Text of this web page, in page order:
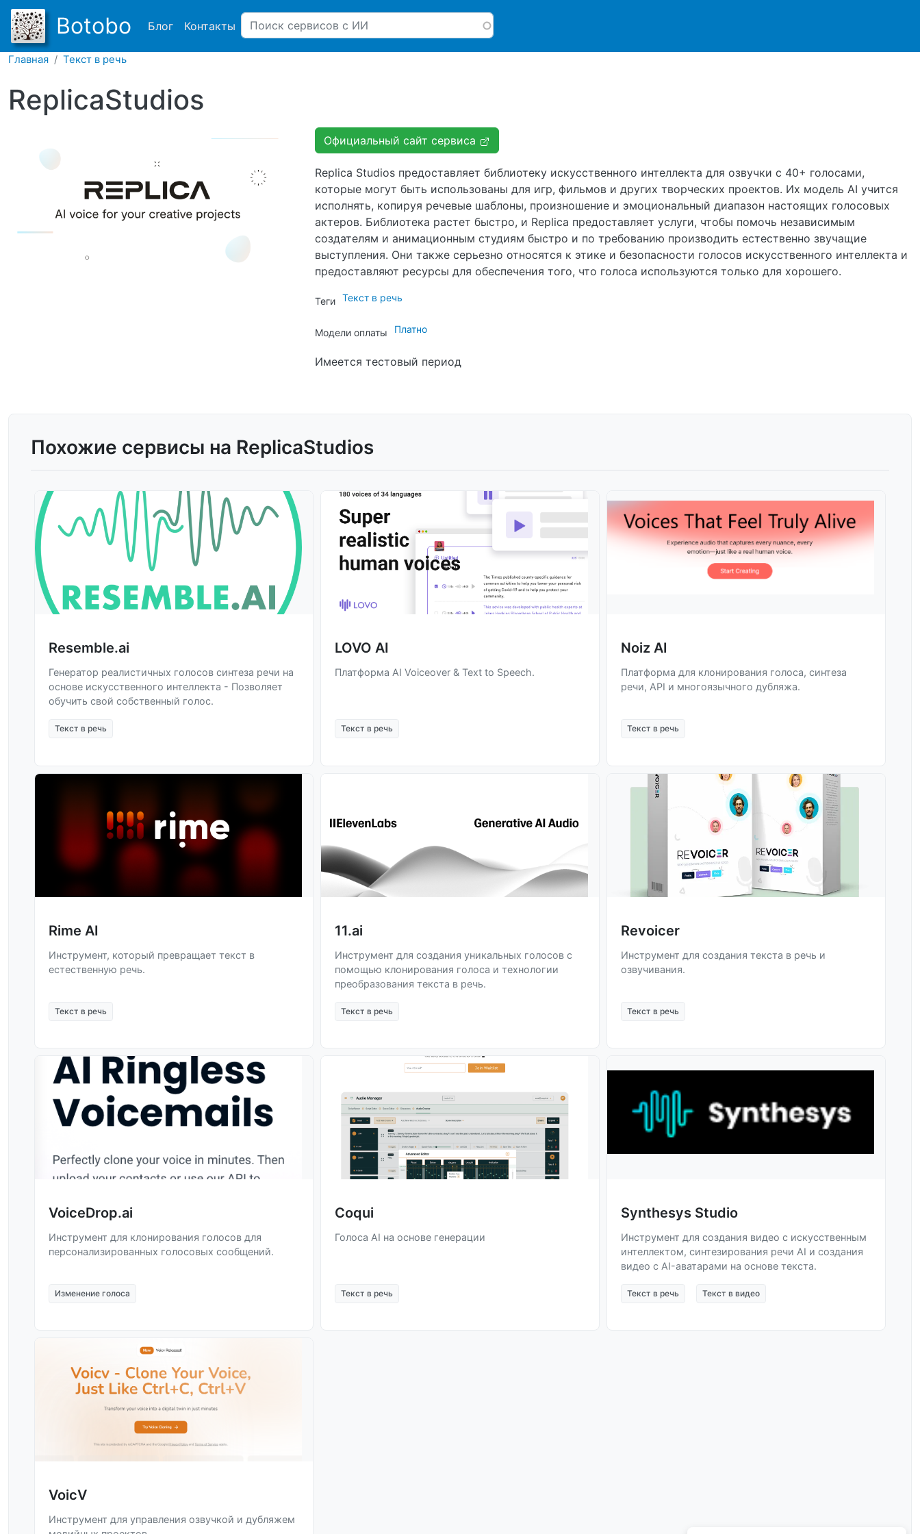
Перейти к основному содержанию
Botobo Main navigation
Блог Контакты
Главная Текст в речь
ReplicaStudios
Официальный сайт сервиса
Replica Studios предоставляет библиотеку искусственного интеллекта для озвучки с 40+ голосами,
которые могут быть использованы для игр, фильмов и других творческих проектов. Их модель AI учится
исполнять, копируя речевые шаблоны, произношение и эмоциональный диапазон настоящих голосовых
актеров. Библиотека растет быстро, и Replica предоставляет услуги, чтобы помочь независимым
создателям и анимационным студиям быстро и по требованию производить естественно звучащие
выступления. Они также серьезно относятся к этике и безопасности голосов искусственного интеллекта и
предоставляют ресурсы для обеспечения того, что голоса используются только для хорошего.
Теги Текст в речь
Модели оплаты Платно
Имеется тестовый период
Похожие сервисы на ReplicaStudios
Resemble.ai
Генератор реалистичных голосов синтеза речи на
основе искусственного интеллекта - Позволяет
обучить свой собственный голос.
Текст в речь
LOVO AI
Платформа AI Voiceover & Text to Speech.
Текст в речь
Noiz AI
Платформа для клонирования голоса, синтеза
речи, API и многоязычного дубляжа.
Текст в речь
Rime AI
Инструмент, который превращает текст в
естественную речь.
Текст в речь
11.ai
Инструмент для создания уникальных голосов с
помощью клонирования голоса и технологии
преобразования текста в речь.
Текст в речь
Revoicer
Инструмент для создания текста в речь и
озвучивания.
Текст в речь
VoiceDrop.ai
Инструмент для клонирования голосов для
персонализированных голосовых сообщений.
Изменение голоса
Coqui
Голоса AI на основе генерации
Текст в речь
Synthesys Studio
Инструмент для создания видео с искусственным
интеллектом, синтезирования речи AI и создания
видео с AI-аватарами на основе текста.
Текст в речь Текст в видео
VoicV
Инструмент для управления озвучкой и дубляжем